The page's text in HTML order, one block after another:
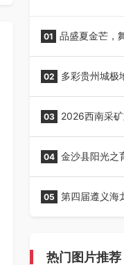
01 品盛夏金芒，
02 多彩贵州城极
03 2026西南采
04 金沙县阳光之
05 第四届遵义海
热门图片推荐